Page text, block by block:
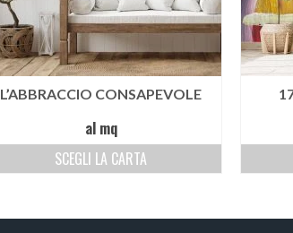
L’ABBRACCIO CONSAPEVOLE
al mq
SCEGLI LA CARTA